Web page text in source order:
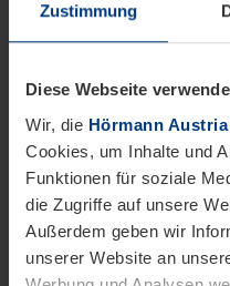
Zustimmung
Diese Webseite
Wir, die Hörmann
Cookies, um Inhalte und
Funktionen für soziale
die Zugriffe auf unsere
Außerdem geben wir
unserer Website an